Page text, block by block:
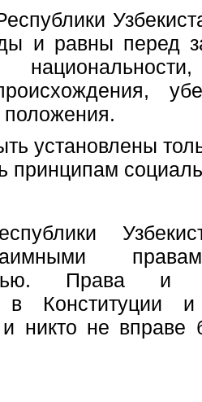
и равны перед
положения.
установлены
принципам
Права и
в Конституции
никто не вправе